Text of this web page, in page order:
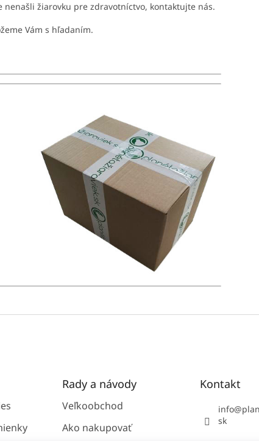
nenašli žiarovku pre zdravotníctvo, kontaktujte nás.
Vám s hľadaním.
Rady a návody
Veľkoobchod
Ako nakupovať
Kontakt
info@
sk